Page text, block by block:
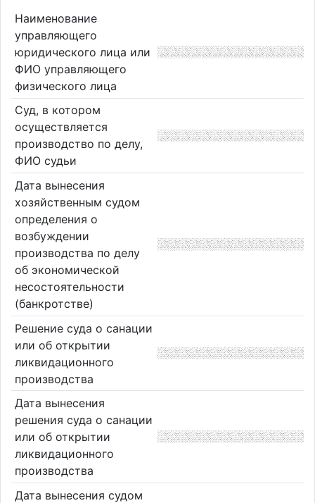
Наименование
управляющего
юридического лица или
ФИО управляющего
физического лица
Суд, в котором
осуществляется
производство по делу,
ФИО судьи
Дата вынесения
хозяйственным судом
определения о
возбуждении
производства по делу
об экономической
несостоятельности
(банкротстве)
Решение суда о санации
или об открытии
ликвидационного
производства
Дата вынесения
решения суда о санации
или об открытии
ликвидационного
производства
Дата вынесения судом